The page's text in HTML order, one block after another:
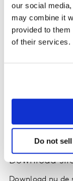
our social
may combine it
provided to
of their services.
Do not
De
creatie
screenen
Opname nu
jouw
Download
Download nu de